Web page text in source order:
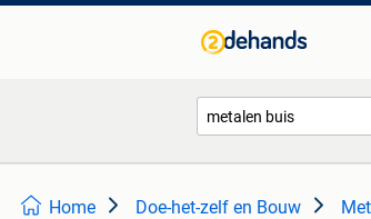
Home Doe-het-zelf en Bouw